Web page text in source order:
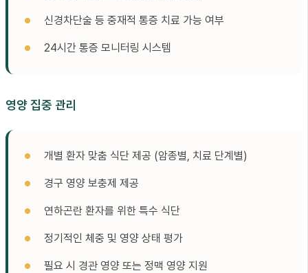
신경차단술 등 중재적 통증 치료 가능 여부
24시간 통증 모니터링 시스템
영양 집중 관리
개별 환자 맞춤 식단 제공 (암종별, 치료 단계별)
경구 영양 보충제 제공
연하곤란 환자를 위한 특수 식단
정기적인 체중 및 영양 상태 평가
필요 시 경관 영양 또는 정맥 영양 지원